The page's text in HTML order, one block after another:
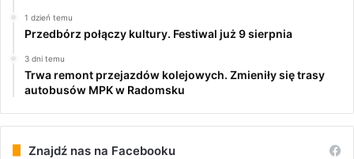
1 dzień temu
Przedbórz połączy kultury. Festiwal już 9 sierpnia
3 dni temu
Trwa remont przejazdów kolejowych. Zmieniły się trasy
autobusów MPK w Radomsku
Znajdź nas na Facebooku